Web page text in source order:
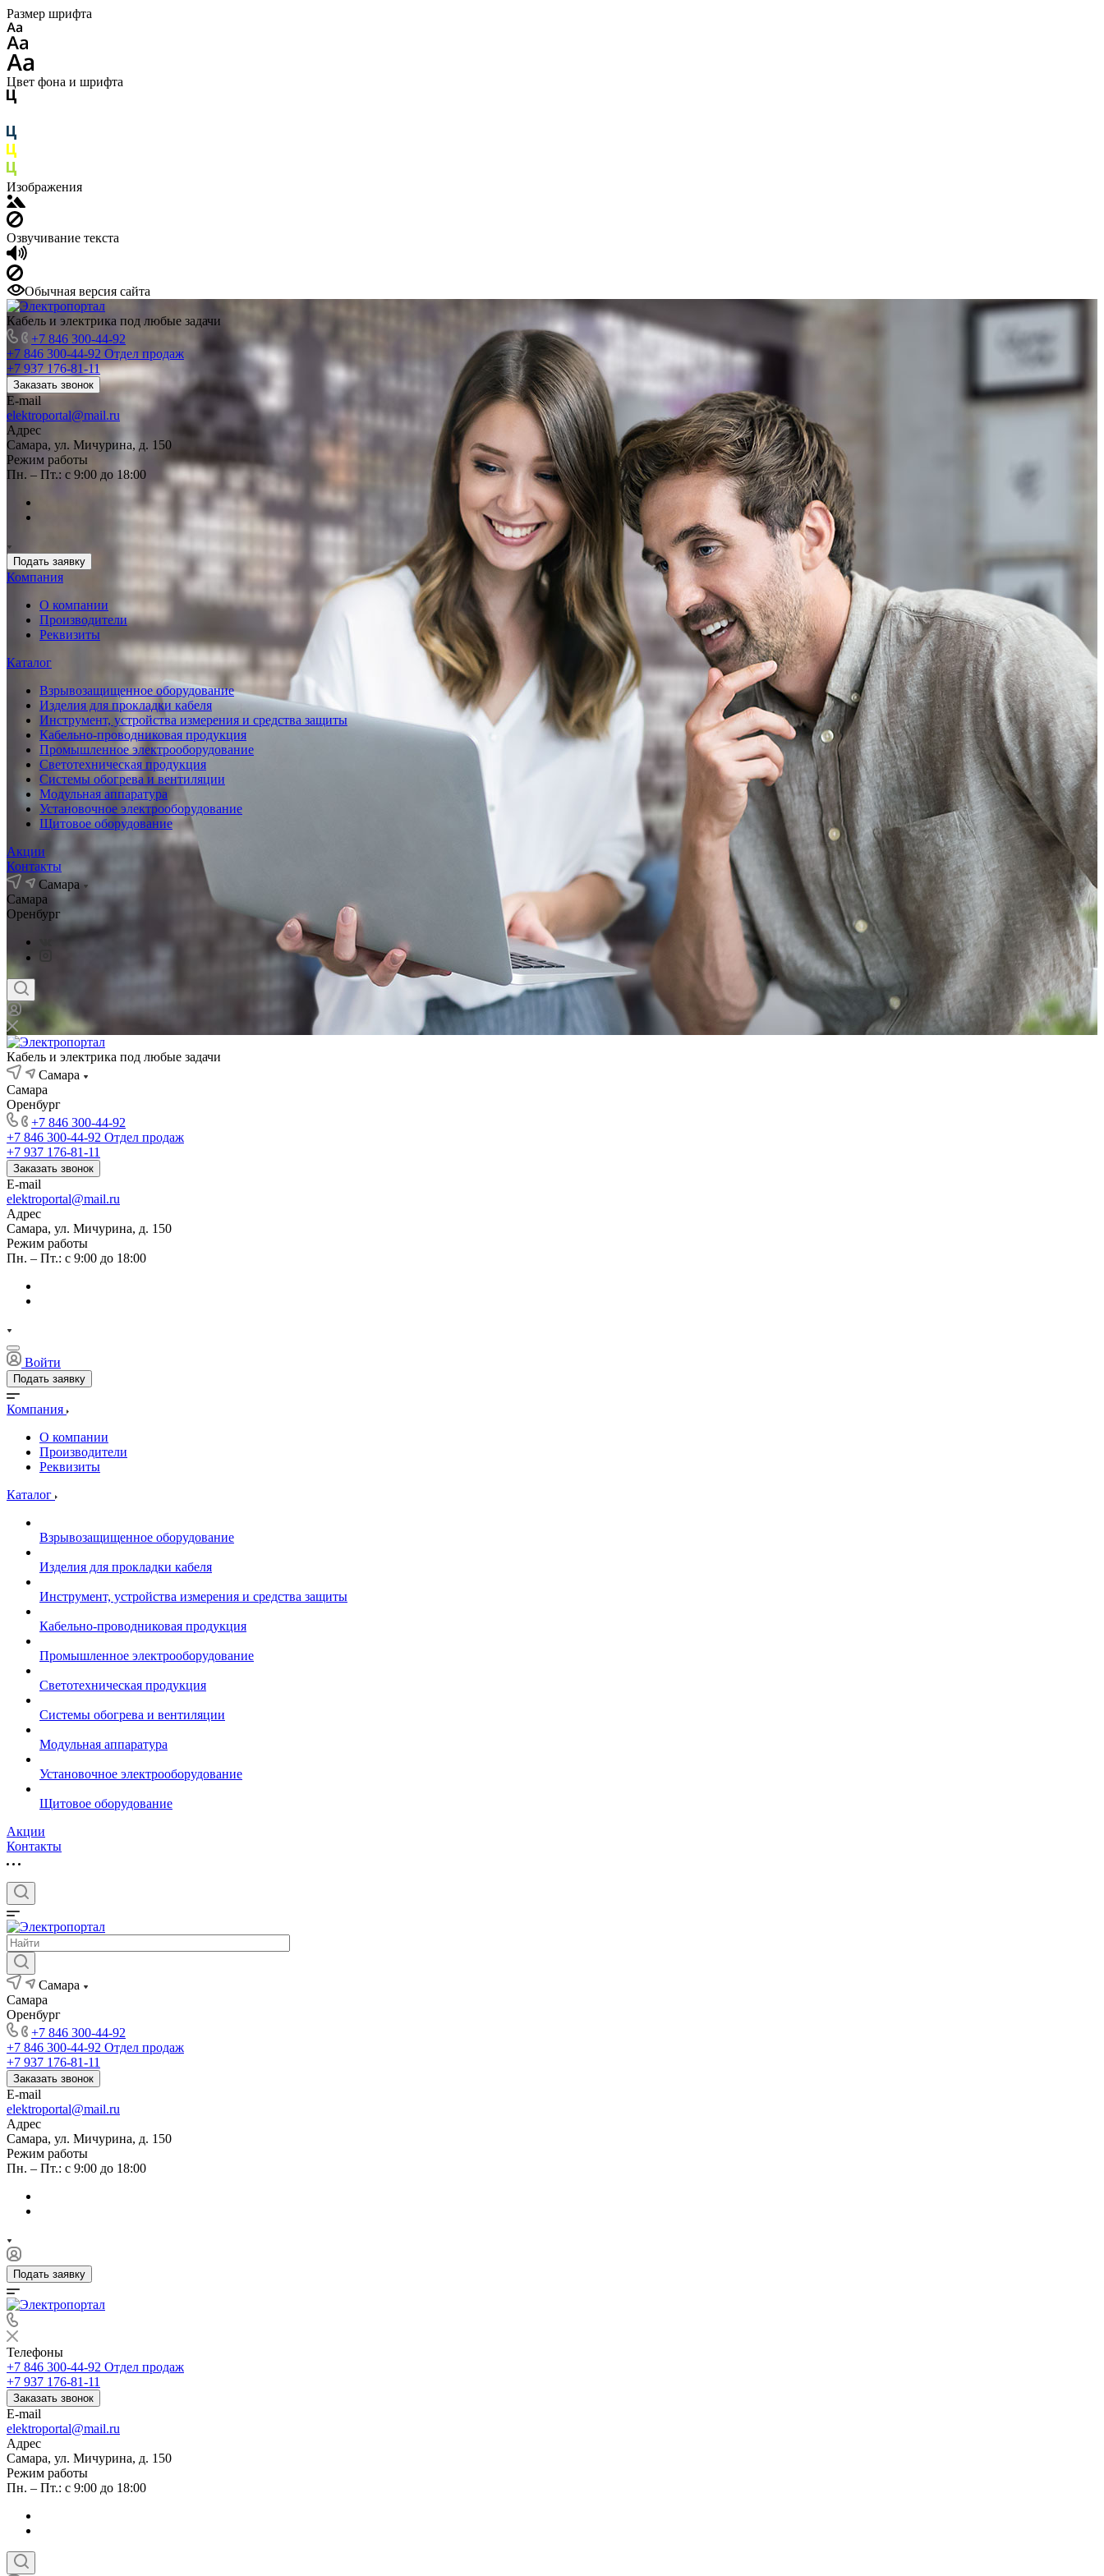
Размер шрифта
Цвет фона и шрифта
Изображения
Озвучивание текста
Обычная версия сайта
Кабель и электрика под любые задачи
+7 846 300-44-92
+7 846 300-44-92 Отдел продаж
+7 937 176-81-11
Заказать звонок
E-mail
elektroportal@mail.ru
Адрес
Самара, ул. Мичурина, д. 150
Режим работы
Пн. – Пт.: с 9:00 до 18:00
Подать заявку
Компания
О компании
Производители
Реквизиты
Каталог
Взрывозащищенное оборудование
Изделия для прокладки кабеля
Инструмент, устройства измерения и средства защиты
Кабельно-проводниковая продукция
Промышленное электрооборудование
Светотехническая продукция
Системы обогрева и вентиляции
Модульная аппаратура
Установочное электрооборудование
Щитовое оборудование
Акции
Контакты
Самара
Самара
Оренбург
Кабель и электрика под любые задачи
Самара
Самара
Оренбург
+7 846 300-44-92
+7 846 300-44-92 Отдел продаж
+7 937 176-81-11
Заказать звонок
E-mail
elektroportal@mail.ru
Адрес
Самара, ул. Мичурина, д. 150
Режим работы
Пн. – Пт.: с 9:00 до 18:00
Войти
Подать заявку
Компания
О компании
Производители
Реквизиты
Каталог
Взрывозащищенное оборудование
Изделия для прокладки кабеля
Инструмент, устройства измерения и средства защиты
Кабельно-проводниковая продукция
Промышленное электрооборудование
Светотехническая продукция
Системы обогрева и вентиляции
Модульная аппаратура
Установочное электрооборудование
Щитовое оборудование
Акции
Контакты
Самара
Самара
Оренбург
+7 846 300-44-92
+7 846 300-44-92 Отдел продаж
+7 937 176-81-11
Заказать звонок
E-mail
elektroportal@mail.ru
Адрес
Самара, ул. Мичурина, д. 150
Режим работы
Пн. – Пт.: с 9:00 до 18:00
Подать заявку
Телефоны
+7 846 300-44-92 Отдел продаж
+7 937 176-81-11
Заказать звонок
E-mail
elektroportal@mail.ru
Адрес
Самара, ул. Мичурина, д. 150
Режим работы
Пн. – Пт.: с 9:00 до 18:00